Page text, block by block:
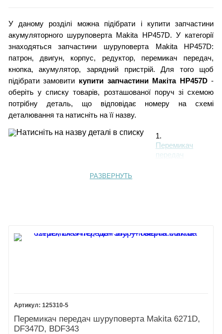
У даному розділі можна підібрати і купити запчастини
акумуляторного шуруповерта Makita HP457D. У категорії
знаходяться запчастини шуруповерта Makita HP457D:
патрон, двигун, корпус, редуктор, перемикач передач,
кнопка, акумулятор, зарядний пристрій. Для того щоб
підібрати замовити купити запчастини Макіта HP457D-
оберіть у списку товарів, розташованої поруч зі схемою
потрібну деталь, що відповідає номеру на схемі
деталювання та натисніть на її назву.
1.
Перемикач
передач
Гвинт леве
різьблення 6х21
РАЗВЕРНУТЬ
125310-5
Перемикач передач шуруповерта Makita 6271D,
DF347D, BDF343